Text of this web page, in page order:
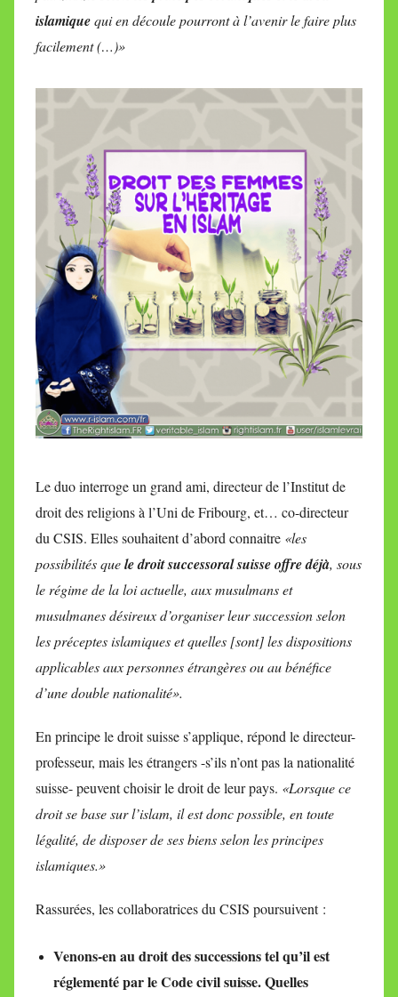
islamiquequi en découle pourront à l’avenir le faire plus
facilement (…)»
Le duo interroge un grand ami, directeur de l’Institut de
droit des religions à l’Uni de Fribourg, et… co-directeur
du CSIS. Elles souhaitent d’abord connaitre «les
possibilités quele droit successoral suisse offre déjà, sous
le régime de la loi actuelle, aux musulmans et
musulmanes désireux d’organiser leur succession selon
les préceptes islamiques et quelles [sont] les dispositions
applicables aux personnes étrangères ou au bénéfice
d’une double nationalité».
En principe le droit suisse s’applique, répond le directeur-
professeur, mais les étrangers -s’ils n’ont pas la nationalité
suisse- peuvent choisir le droit de leur pays. «Lorsque ce
droit se base sur l’islam, il est donc possible, en toute
légalité, de disposer de ses biens selon les principes
islamiques.»
Rassurées, les collaboratrices du CSIS poursuivent :
Venons-en au droit des successions tel qu’il est
réglementé par le Code civil suisse. Quelles